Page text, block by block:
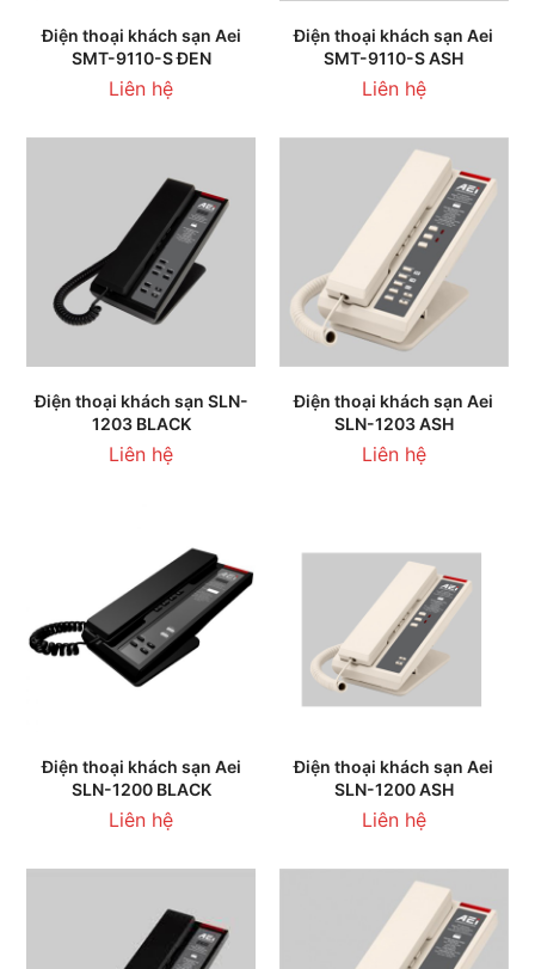
Điện thoại khách sạn Aei
SMT-9110-S ĐEN
Liên hệ
Điện thoại khách sạn Aei
SMT-9110-S ASH
Liên hệ
Điện thoại khách sạn SLN-
1203 BLACK
Liên hệ
Điện thoại khách sạn Aei
SLN-1203 ASH
Liên hệ
Điện thoại khách sạn Aei
SLN-1200 BLACK
Liên hệ
Điện thoại khách sạn Aei
SLN-1200 ASH
Liên hệ